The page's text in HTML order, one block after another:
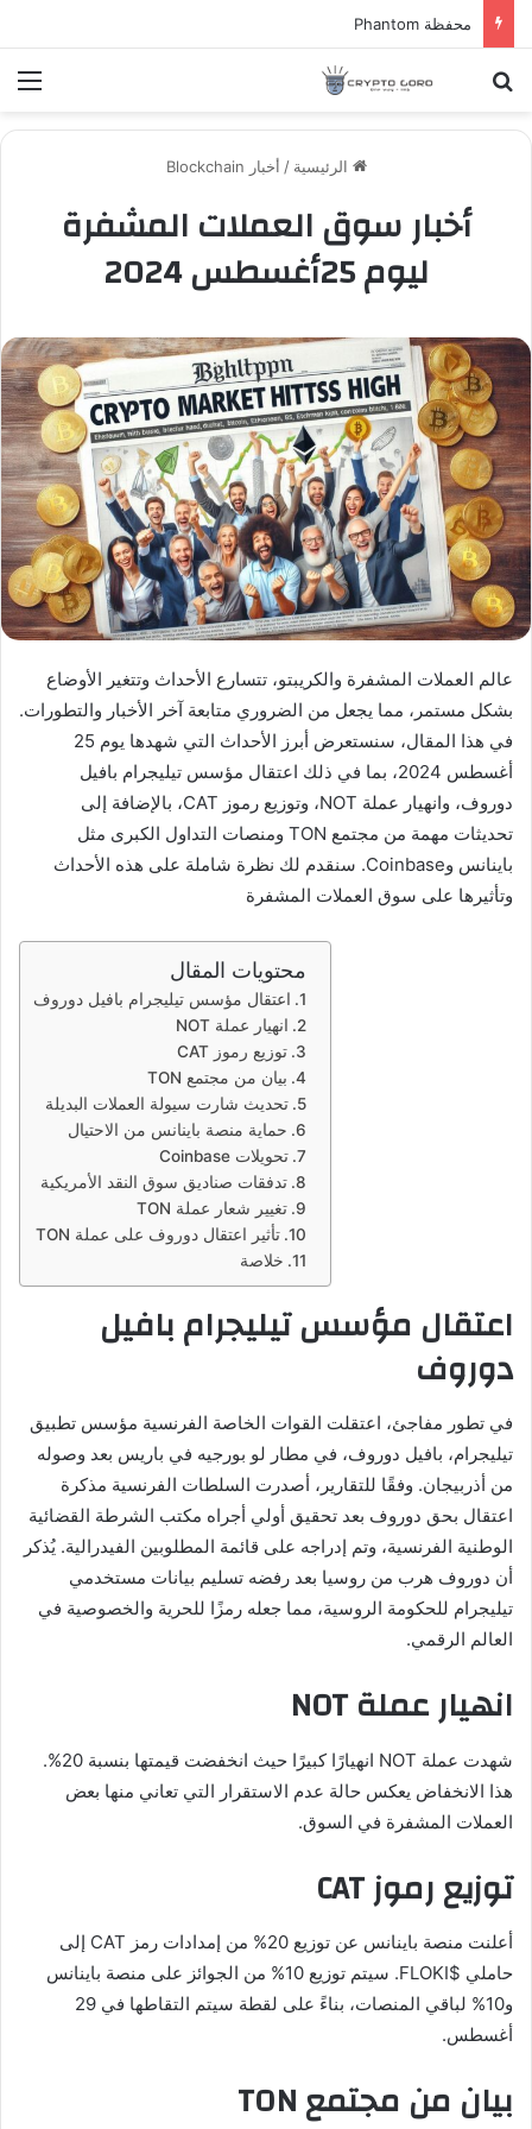
محفظة Phantom
بحث عن
الرئيسية / أخبار Blockchain
أخبار سوق العملات المشفرة
ليوم 25أغسطس 2024
عالم العملات المشفرة والكريبتو، تتسارع الأحداث وتتغير الأوضاع
بشكل مستمر، مما يجعل من الضروري متابعة آخر الأخبار والتطورات.
في هذا المقال، سنستعرض أبرز الأحداث التي شهدها يوم 25
أغسطس 2024، بما في ذلك اعتقال مؤسس تيليجرام بافيل
دوروف، وانهيار عملة NOT، وتوزيع رموز CAT، بالإضافة إلى
تحديثات مهمة من مجتمع TON ومنصات التداول الكبرى مثل
باينانس وCoinbase. سنقدم لك نظرة شاملة على هذه الأحداث
وتأثيرها على سوق العملات المشفرة
محتويات المقال
اعتقال مؤسس تيليجرام بافيل دوروف
انهيار عملة NOT
توزيع رموز CAT
بيان من مجتمع TON
تحديث شارت سيولة العملات البديلة
حماية منصة باينانس من الاحتيال
تحويلات Coinbase
تدفقات صناديق سوق النقد الأمريكية
تغيير شعار عملة TON
تأثير اعتقال دوروف على عملة TON
خلاصة
اعتقال مؤسس تيليجرام بافيل
دوروف
في تطور مفاجئ، اعتقلت القوات الخاصة الفرنسية مؤسس تطبيق
تيليجرام، بافيل دوروف، في مطار لو بورجيه في باريس بعد وصوله
من أذربيجان. وفقًا للتقارير، أصدرت السلطات الفرنسية مذكرة
اعتقال بحق دوروف بعد تحقيق أولي أجراه مكتب الشرطة القضائية
الوطنية الفرنسية، وتم إدراجه على قائمة المطلوبين الفيدرالية. يُذكر
أن دوروف هرب من روسيا بعد رفضه تسليم بيانات مستخدمي
تيليجرام للحكومة الروسية، مما جعله رمزًا للحرية والخصوصية في
العالم الرقمي.
انهيار عملة NOT
شهدت عملة NOT انهيارًا كبيرًا حيث انخفضت قيمتها بنسبة 20%.
هذا الانخفاض يعكس حالة عدم الاستقرار التي تعاني منها بعض
العملات المشفرة في السوق.
توزيع رموز CAT
أعلنت منصة باينانس عن توزيع 20% من إمدادات رمز CAT إلى
حاملي $FLOKI. سيتم توزيع 10% من الجوائز على منصة باينانس
و10% لباقي المنصات، بناءً على لقطة سيتم التقاطها في 29
أغسطس.
بيان من مجتمع TON